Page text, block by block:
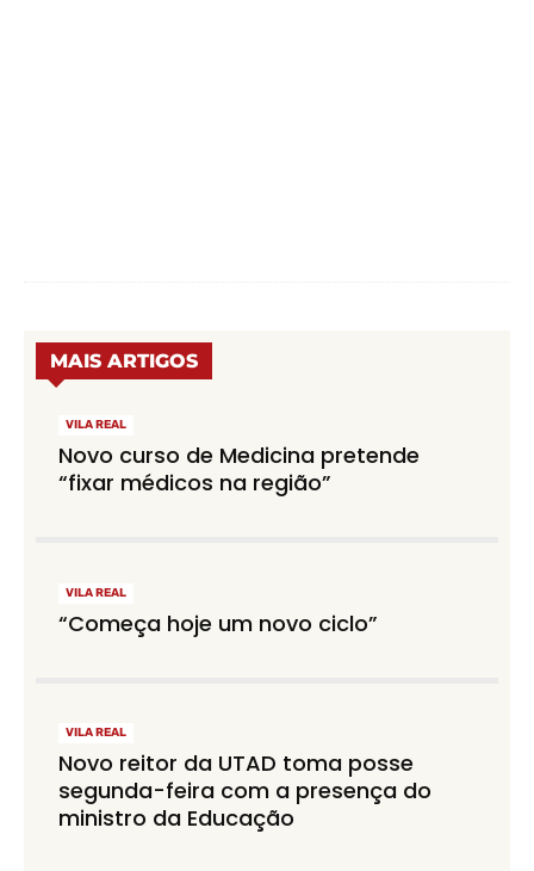
MAIS ARTIGOS
VILA REAL
Novo curso de Medicina pretende
“fixar médicos na região”
VILA REAL
“Começa hoje um novo ciclo”
VILA REAL
Novo reitor da UTAD toma posse
segunda-feira com a presença do
ministro da Educação